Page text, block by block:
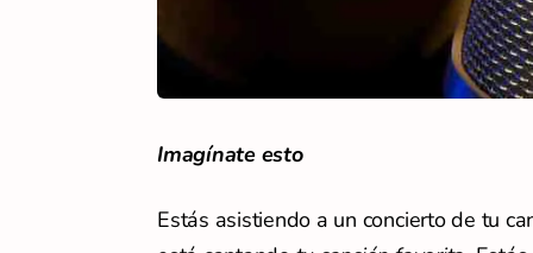
Imagínate esto
Estás asistiendo a un concierto de tu